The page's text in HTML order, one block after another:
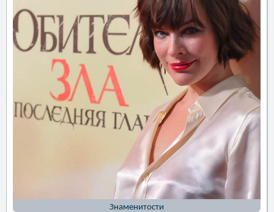
Знаменитости